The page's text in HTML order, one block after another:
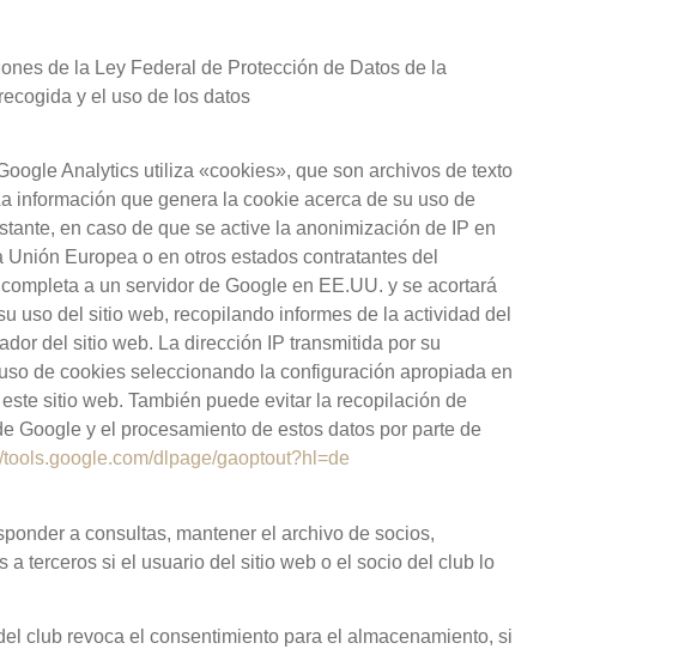
de la Ley Federal de Protección de Datos de la
y el uso de los datos
Analytics utiliza «cookies», que son archivos de texto
información que genera la cookie acerca de su uso de
en caso de que se active la anonimización de IP en
Europea o en otros estados contratantes del
a un servidor de Google en EE.UU. y se acortará
uso del sitio web, recopilando informes de la actividad del
del sitio web. La dirección IP transmitida por su
de cookies seleccionando la configuración apropiada en
sitio web. También puede evitar la recopilación de
Google y el procesamiento de estos datos por parte de
tools.google.com/dlpage/gaoptout?hl=de
a consultas, mantener el archivo de socios,
terceros si el usuario del sitio web o el socio del club lo
club revoca el consentimiento para el almacenamiento, si